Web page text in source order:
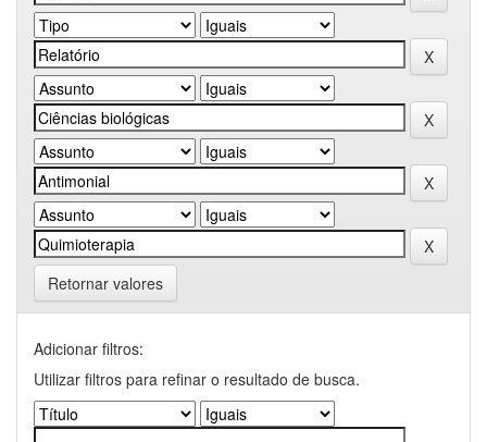
Retornar valores
Adicionar filtros:
Utilizar filtros para refinar o resultado de busca.